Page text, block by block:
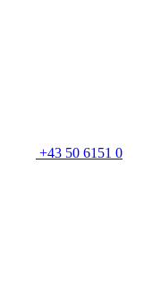
+43 50 6151 0